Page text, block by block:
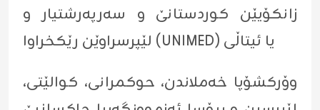
زانكۆیێن كوردستانێ و سه‌رپه‌رشتیار و
وۆركشۆپا خه‌ملاندن، حوكمرانى، كوالێتى،